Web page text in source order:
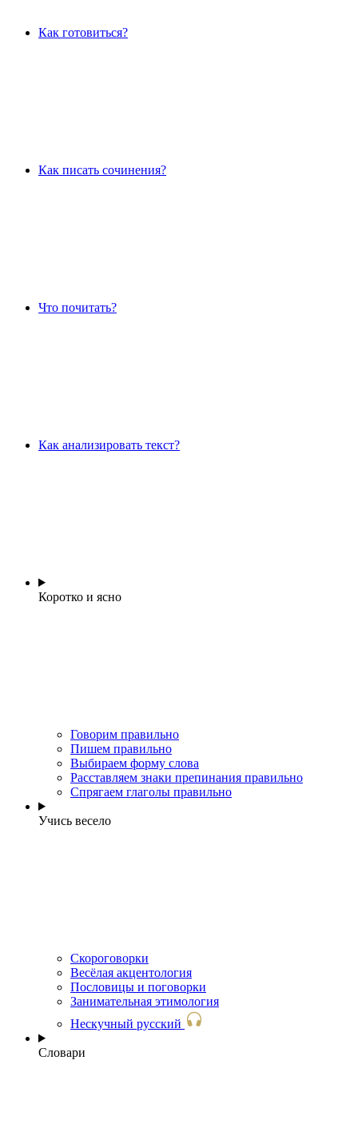
Как готовиться?
Как писать сочинения?
Что почитать?
Как анализировать текст?
Коротко и ясно
Говорим правильно
Пишем правильно
Выбираем форму слова
Расставляем знаки препинания правильно
Спрягаем глаголы правильно
Учись весело
Скороговорки
Весёлая акцентология
Пословицы и поговорки
Занимательная этимология
Нескучный русский
Словари